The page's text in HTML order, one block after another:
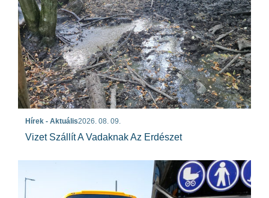
Hírek - Aktuális2026. 08. 09.
Vizet Szállít A Vadaknak Az Erdészet